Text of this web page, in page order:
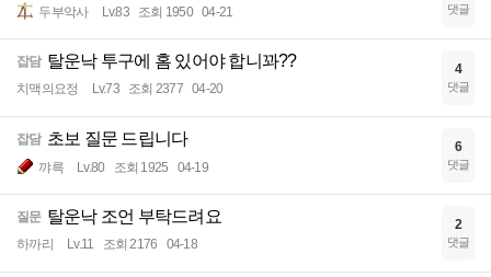
두부악사 Lv.83 조회 1950 04-21 댓글
잡담 탈운낙 투구에 홈 있어야 합니꽈??
치맥의요정 Lv.73 조회 2377 04-20
4
댓글
잡담 초보 질문 드립니다
꺄륵 Lv.80 조회 1925 04-19
6
댓글
질문 탈운낙 조언 부탁드려요
하까리 Lv.11 조회 2176 04-18
2
댓글